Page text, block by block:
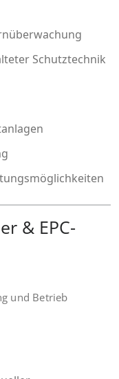
Schutztechnik
& EPC-
und Betrieb